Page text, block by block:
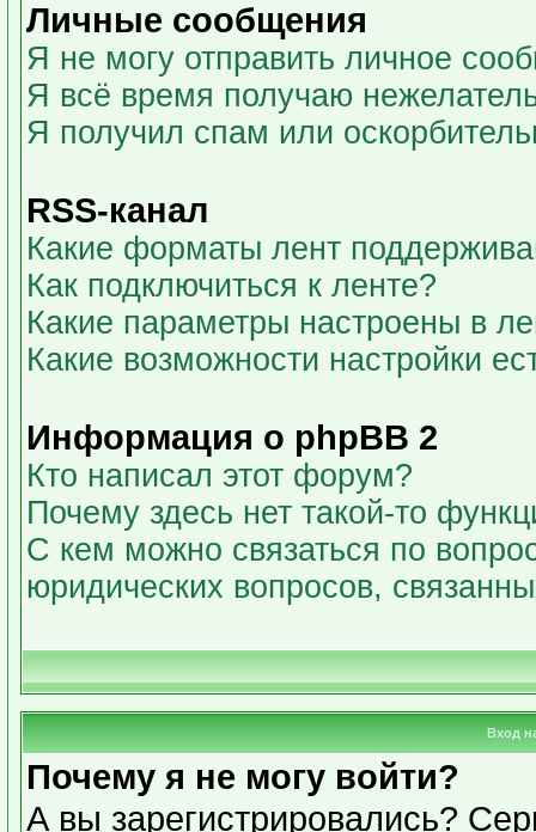
Личные сообщения
Я не могу отправить личное
Я всё время получаю
Я получил спам или
RSS-канал
Какие форматы лент
Как подключиться к ленте?
Какие параметры настроены в
Какие возможности настройки
Информация о phpBB 2
Кто написал этот форум?
Почему здесь нет такой-то
С кем можно связаться по
юридических вопросов,
Вход
Почему я не могу войти?
А вы зарегистрировались?